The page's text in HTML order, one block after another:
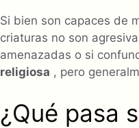
Si bien son capaces de
criaturas no son
amenazadas o si
religiosa , pero
¿Qué pasa